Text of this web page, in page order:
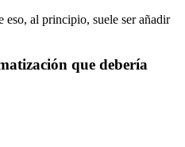
eso, al principio, suele ser añadir
que debería